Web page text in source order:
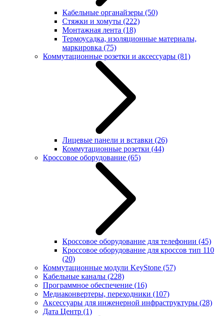
Кабельные органайзеры (50)
Стяжки и хомуты (222)
Монтажная лента (18)
Термоусадка, изоляционные материалы,
маркировка (75)
Коммутационные розетки и аксессуары (81)
Лицевые панели и вставки (26)
Коммутационные розетки (44)
Кроссовое оборудование (65)
Кроссовое оборудование для телефонии (45)
Кроссовое оборудование для кроссов тип 110
(20)
Коммутационные модули KeyStone (57)
Кабельные каналы (228)
Программное обеспечение (16)
Медиаконвертеры, переходники (107)
Аксессуары для инженерной инфраструктуры (28)
Дата Центр (1)